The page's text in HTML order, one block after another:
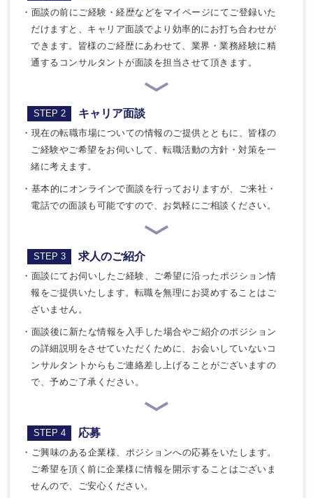
・面談の前にご経験・経歴などをマイページにてご登録いた
だけますと、キャリア面談でより効率的にお打ち合わせが
できます。皆様のご経歴にあわせて、業界・業務経験に精
通するコンサルタントが面談を担当させて頂きます。
STEP 2 キャリア面談
・現在の転職市場についての情報のご提供とともに、皆様の
ご経験やご希望をお伺いして、転職活動の方針・対策を一
緒に考えます。
・基本的にオンラインで面談を行っておりますが、ご来社・
電話での面談も可能ですので、お気軽にご相談ください。
STEP 3 求人のご紹介
・面談にてお伺いしたご経験、ご希望に沿ったポジション情
報をご提供いたします。転職を無理にお奨めすることはご
ざいません。
・面談後に新たな情報を入手した場合やご紹介のポジション
の詳細説明をさせていただくために、お会いしていないコ
ンサルタントからもご連絡差し上げることがございますの
で、予めご了承ください。
STEP 4 応募
・ご興味のある企業様、ポジションへの応募をいたします。
ご希望を頂く前に企業様に情報を開示することはございま
せんので、ご安心ください。